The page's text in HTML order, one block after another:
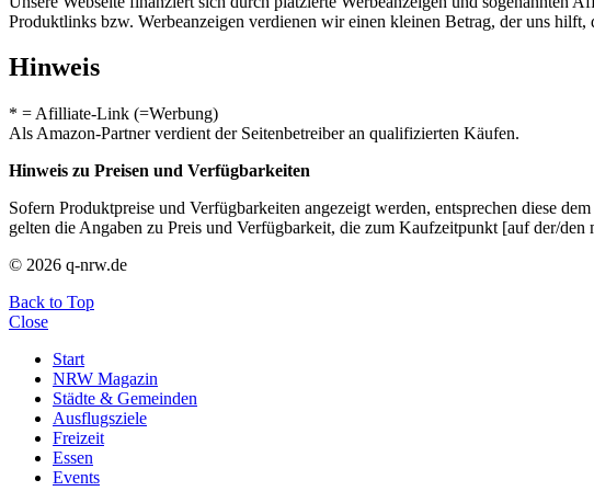
Produktlinks bzw. Werbeanzeigen verdienen wir einen kleinen Betrag, der uns hilft,
Hinweis
* = Afilliate-Link (=Werbung)
Als Amazon-Partner verdient der Seitenbetreiber an qualifizierten Käufen.
Hinweis zu Preisen und Verfügbarkeiten
Sofern Produktpreise und Verfügbarkeiten angezeigt werden, entsprechen diese
gelten die Angaben zu Preis und Verfügbarkeit, die zum Kaufzeitpunkt [auf der/
© 2026 q-nrw.de
Back to Top
Close
Start
NRW Magazin
Städte & Gemeinden
Ausflugsziele
Freizeit
Essen
Events